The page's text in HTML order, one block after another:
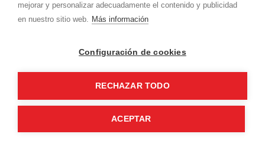
mejorar y personalizar adecuadamente el contenido y publicidad
en nuestro sitio web. Más información
Configuración de cookies
RECHAZAR TODO
ACEPTAR
975.368.262
¡Síguenos en nuestras redes!